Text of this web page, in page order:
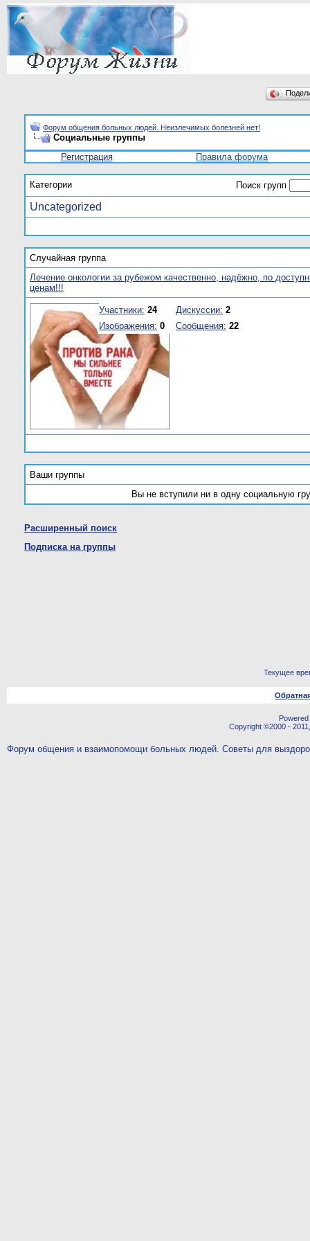
Форум общения больных людей. Неизлечимых болезней нет!
Социальные группы
Регистрация
Правила форума
Поиск групп
Категории
Uncategorized
Случайная группа
Лечение онкологии за рубежом качественно, надёжно, по
ценам!!!
Участники: 24
Изображения: 0
Дискуссии: 2
Сообщения: 22
Ваши группы
Вы не вступили ни в одну социальную
Расширенный поиск
Подписка на группы
Текущее
Copyright ©2000 -
Форум общения и взаимопомощи больных людей. Советы для